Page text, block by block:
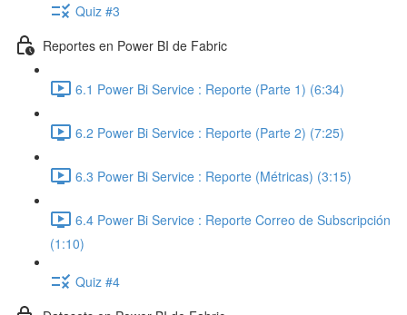
Quiz #3
Reportes en Power BI de Fabric
6.1 Power Bi Service : Reporte (Parte 1) (6:34)
6.2 Power Bi Service : Reporte (Parte 2) (7:25)
6.3 Power Bi Service : Reporte (Métricas) (3:15)
6.4 Power Bi Service : Reporte Correo de Subscripción
(1:10)
Quiz #4